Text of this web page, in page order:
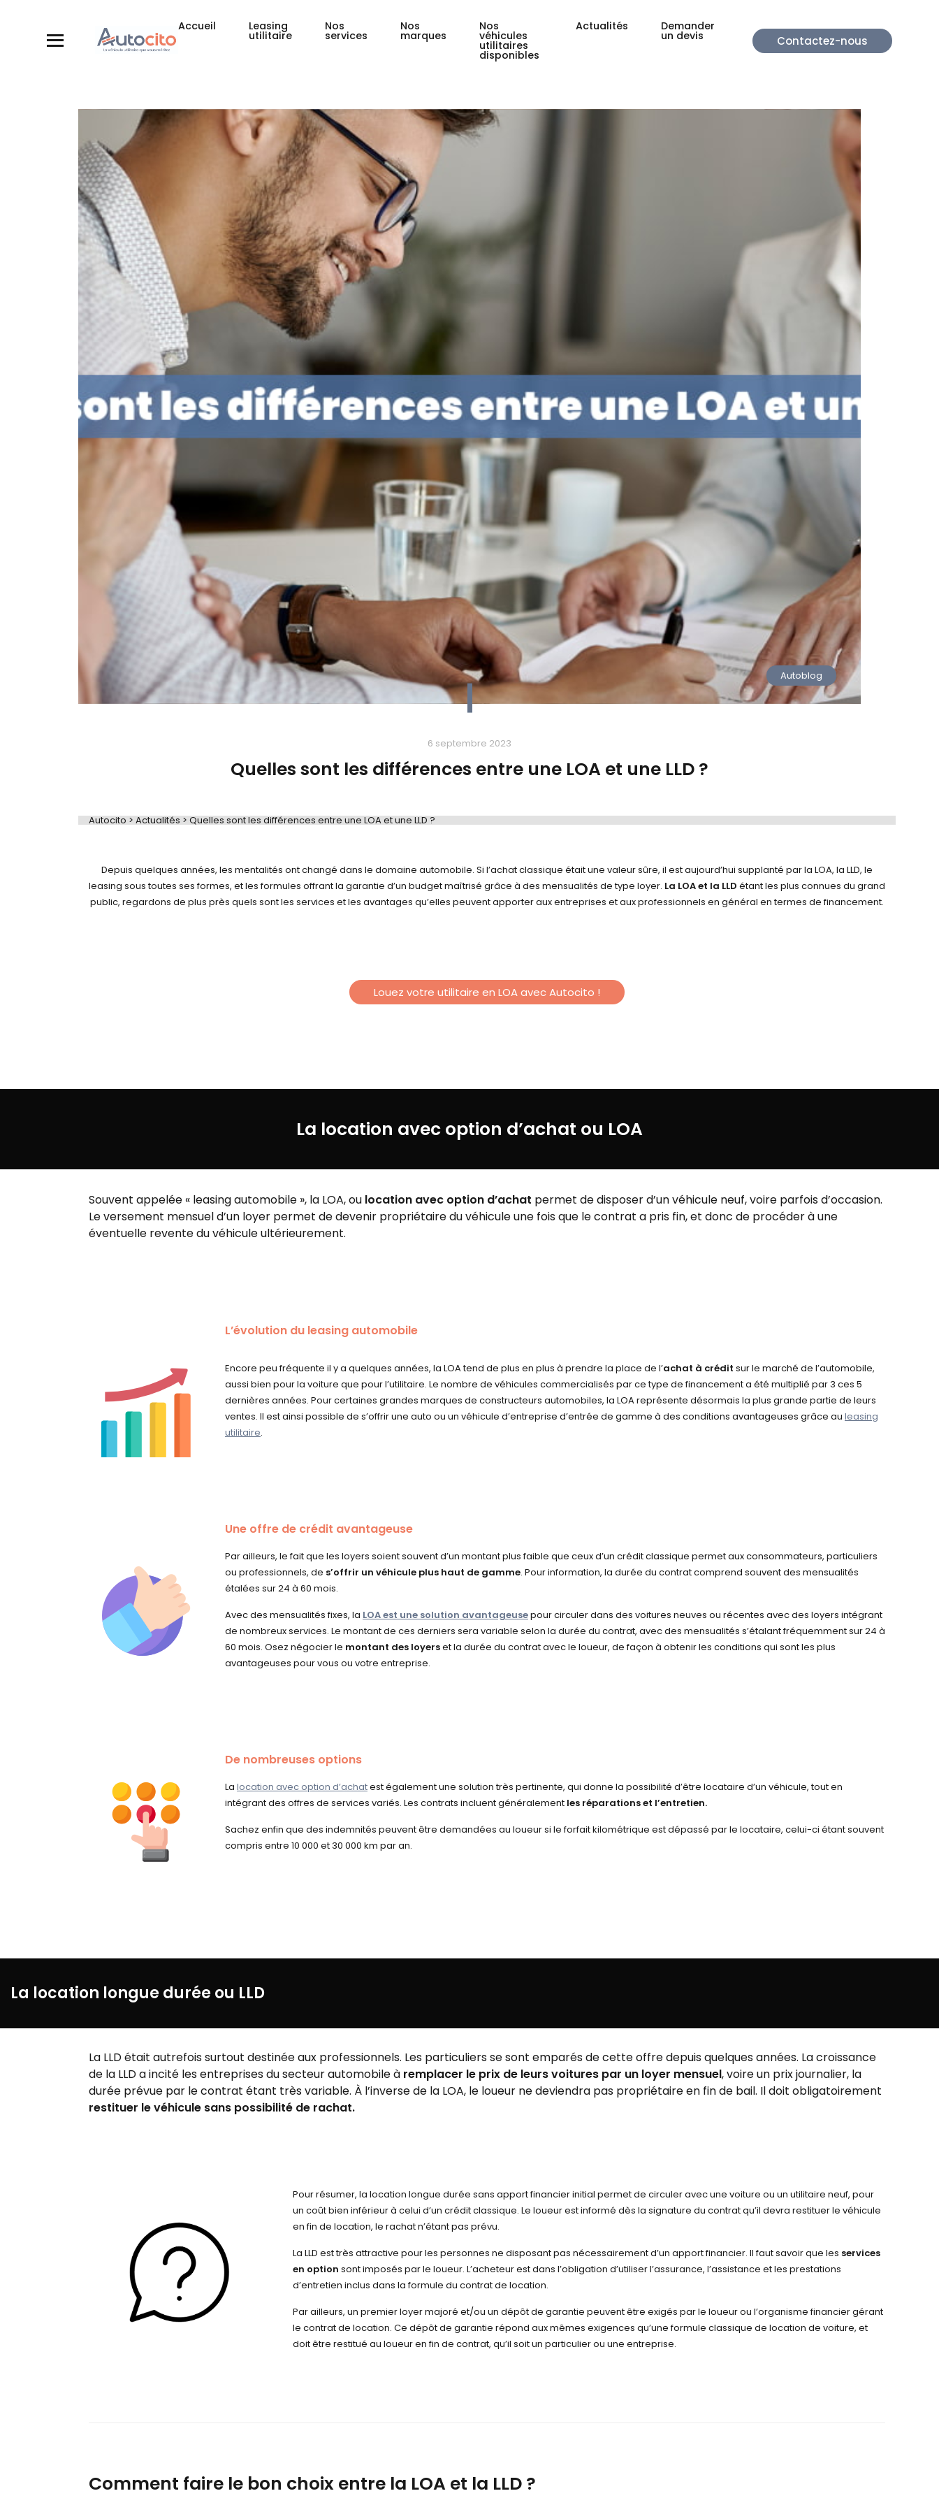
Accueil Leasing
utilitaire
Nos
services
Nos
marques
Nos
véhicules
utilitaires
disponibles
Actualités Demander
un devis Contactez-nous
Autoblog
6 septembre 2023
Quelles sont les différences entre une LOA et une LLD ?
Autocito > Actualités > Quelles sont les différences entre une LOA et une LLD ?
Depuis quelques années, les mentalités ont changé dans le domaine automobile. Si l’achat classique était une valeur sûre, il est aujourd’hui supplanté par la LOA, la LLD, le
leasing sous toutes ses formes, et les formules offrant la garantie d’un budget maîtrisé grâce à des mensualités de type loyer. La LOA et la LLD étant les plus connues du grand
public, regardons de plus près quels sont les services et les avantages qu’elles peuvent apporter aux entreprises et aux professionnels en général en termes de financement.
Louez votre utilitaire en LOA avec Autocito !
La location avec option d’achat ou LOA
Souvent appelée « leasing automobile », la LOA, ou location avec option d’achat permet de disposer d’un véhicule neuf, voire parfois d’occasion.
Le versement mensuel d’un loyer permet de devenir propriétaire du véhicule une fois que le contrat a pris fin, et donc de procéder à une
éventuelle revente du véhicule ultérieurement.
L’évolution du leasing automobile
Encore peu fréquente il y a quelques années, la LOA tend de plus en plus à prendre la place de l’achat à crédit sur le marché de l’automobile,
aussi bien pour la voiture que pour l’utilitaire. Le nombre de véhicules commercialisés par ce type de financement a été multiplié par 3 ces 5
dernières années. Pour certaines grandes marques de constructeurs automobiles, la LOA représente désormais la plus grande partie de leurs
ventes. Il est ainsi possible de s’offrir une auto ou un véhicule d’entreprise d’entrée de gamme à des conditions avantageuses grâce au leasing
utilitaire.
Une offre de crédit avantageuse
Par ailleurs, le fait que les loyers soient souvent d’un montant plus faible que ceux d’un crédit classique permet aux consommateurs, particuliers
ou professionnels, de s’offrir un véhicule plus haut de gamme. Pour information, la durée du contrat comprend souvent des mensualités
étalées sur 24 à 60 mois.
Avec des mensualités fixes, la LOA est une solution avantageusepour circuler dans des voitures neuves ou récentes avec des loyers intégrant
de nombreux services. Le montant de ces derniers sera variable selon la durée du contrat, avec des mensualités s’étalant fréquemment sur 24 à
60 mois. Osez négocier le montant des loyerset la durée du contrat avec le loueur, de façon à obtenir les conditions qui sont les plus
avantageuses pour vous ou votre entreprise.
De nombreuses options
La location avec option d’achatest également une solution très pertinente, qui donne la possibilité d’être locataire d’un véhicule, tout en
intégrant des offres de services variés. Les contrats incluent généralement les réparations et l’entretien.
Sachez enfin que des indemnités peuvent être demandées au loueur si le forfait kilométrique est dépassé par le locataire, celui-ci étant souvent
compris entre 10 000 et 30 000 km par an.
La location longue durée ou LLD
La LLD était autrefois surtout destinée aux professionnels. Les particuliers se sont emparés de cette offre depuis quelques années. La croissance
de la LLD a incité les entreprises du secteur automobile à remplacer le prix de leurs voitures par un loyer mensuel, voire un prix journalier, la
durée prévue par le contrat étant très variable. À l’inverse de la LOA, le loueur ne deviendra pas propriétaire en fin de bail. Il doit obligatoirement
restituer le véhicule sans possibilité de rachat.
Pour résumer, la location longue durée sans apport financier initial permet de circuler avec une voiture ou un utilitaire neuf, pour
un coût bien inférieur à celui d’un crédit classique. Le loueur est informé dès la signature du contrat qu’il devra restituer le véhicule
en fin de location, le rachat n’étant pas prévu.
La LLD est très attractive pour les personnes ne disposant pas nécessairement d’un apport financier. Il faut savoir que les services
en option sont imposés par le loueur. L’acheteur est dans l’obligation d’utiliser l’assurance, l’assistance et les prestations
d’entretien inclus dans la formule du contrat de location.
Par ailleurs, un premier loyer majoré et/ou un dépôt de garantie peuvent être exigés par le loueur ou l’organisme financier gérant
le contrat de location. Ce dépôt de garantie répond aux mêmes exigences qu’une formule classique de location de voiture, et
doit être restitué au loueur en fin de contrat, qu’il soit un particulier ou une entreprise.
Comment faire le bon choix entre la LOA et la LLD ?